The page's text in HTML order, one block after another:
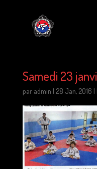
Samedi 23
par admin | 28 Jan, 2016 |